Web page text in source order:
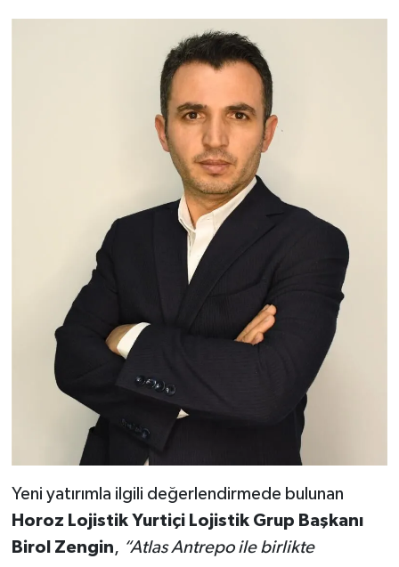
Yeni yatırımla ilgili değerlendirmede bulunan
Horoz Lojistik Yurtiçi Lojistik Grup Başkanı
Birol Zengin, “Atlas Antrepo ile birlikte